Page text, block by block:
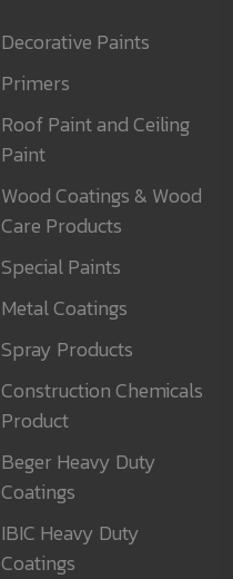
Decorative Paints
Primers
Roof Paint and Ceiling
Paint
Wood Coatings & Wood
Care Products
Special Paints
Metal Coatings
Spray Products
Construction Chemicals
Product
Beger Heavy Duty
Coatings
IBIC Heavy Duty
Coatings